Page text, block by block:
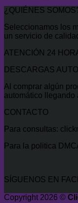
$300.00.$29.99.
original
$500.00.
actual
$47.00.
¿QUIÉNES
Seleccionamos los
un servicio de
ATENCIÓN 24
DESCARGAS
Al comprar algún
automático llegando
CONTACTO
Para consultas:
Para la politica
SÍGUENOS EN
Copyright 2026 ©